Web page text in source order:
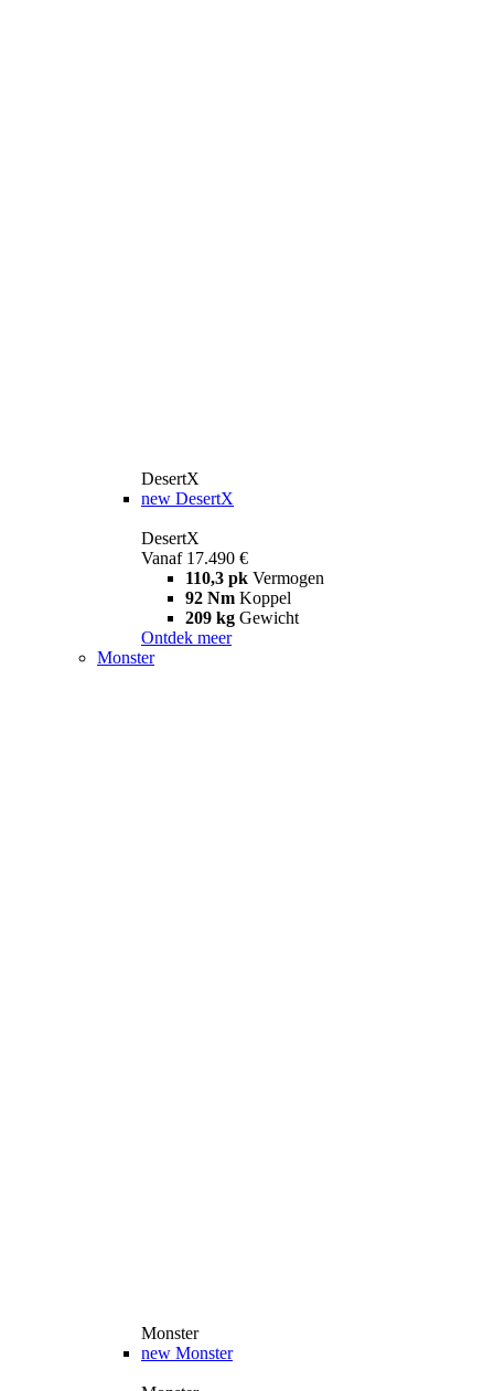
DesertX
new DesertX
DesertX
Vanaf 17.490 €
110,3 pk Vermogen
92 Nm Koppel
209 kg Gewicht
Ontdek meer
Monster
Monster
new Monster